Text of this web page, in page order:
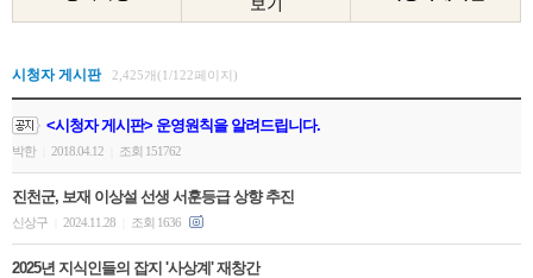
시청자 게시판 2,425개(1/122페이지)
<시청자 게시판> 운영원칙을 알려드립니다.
박한 2018.04.12 조회 151762
진천군, 보재 이상설 선생 서훈등급 상향 추진
신상구 2024.11.28 조회 1636
2025년 지식인들의 잡지 '사상계' 재창간